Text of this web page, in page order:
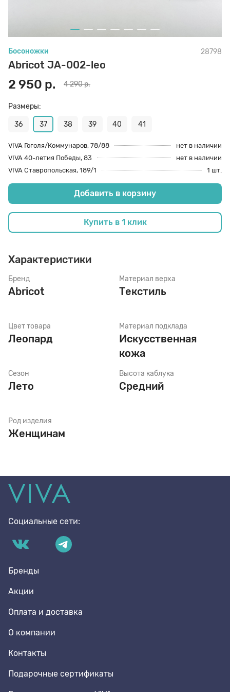
Босоножки 28798
Abricot JA-002-leo
2 950 р. 4 290 р.
Размеры:
36 37 38 39 40 41
VIVA Гоголя/Коммунаров, 78/88
нет в наличии
VIVA 40-летия Победы, 83
нет в наличии
VIVA Ставропольская, 189/1
1 шт.
Добавить в корзину
Купить в 1 клик
Характеристики
Бренд
Abricot
Цвет товара
Леопард
Сезон
Лето
Род изделия
Женщинам
Материал верха
Текстиль
Материал подклада
Искусственная
кожа
Высота каблука
Средний
Социальные сети:
Бренды
Акции
Оплата и доставка
О компании
Контакты
Подарочные сертификаты
8 den
Полустельки
Пропитка
Пяткоудерживатели
Растяжитель и Очиститель
Салфетки
Стельки
Щетки